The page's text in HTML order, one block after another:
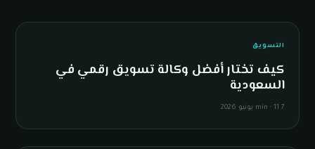
D
التسويق
كيف تختار أفضل وكالة تسويق رقمي في
السعودية
7 min
· 11 يونيو 2026